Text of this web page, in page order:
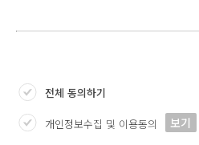
전체 동의하기
개인정보수집 및 이용동의 보기